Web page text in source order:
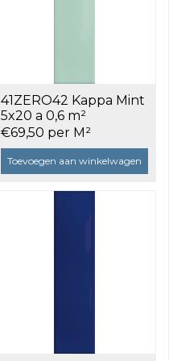
41ZERO42 Kappa Mint
5x20 a 0,6 m²
€69,50 per M²
Toevoegen aan winkelwagen